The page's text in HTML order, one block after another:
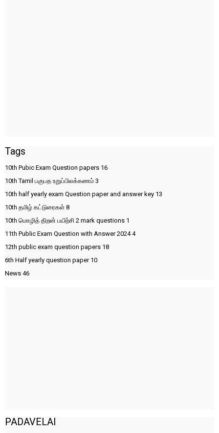
Tags
10th Pubic Exam Question papers 16
10th Tamil பகுபத உறுப்பிலக்கணம் 3
10th half yearly exam Question paper and answer key 13
10th தமிழ் கட்டுரைகள் 8
10th மொழித் திறன் பயிற்சி 2 mark questions 1
11th Public Exam Question with Answer 20244
12th public exam question papers 18
6th Half yearly question paper 10
News 46
PADAVELAI